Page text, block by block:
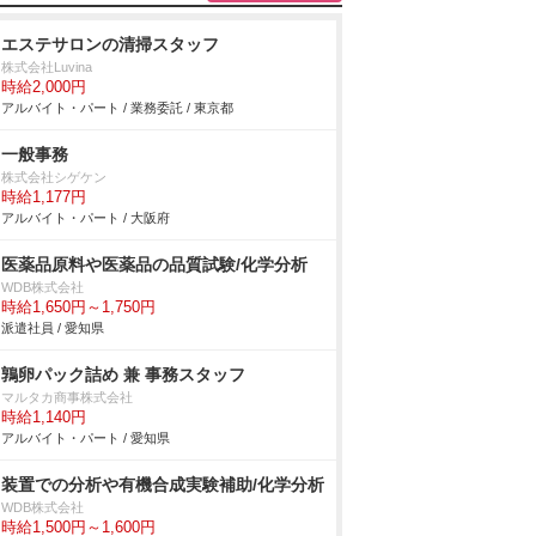
エステサロンの清掃スタッフ
株式会社Luvina
時給2,000円
アルバイト・パート / 業務委託 / 東京都
一般事務
株式会社シゲケン
時給1,177円
アルバイト・パート / 大阪府
医薬品原料や医薬品の品質試験/化学分析
WDB株式会社
時給1,650円～1,750円
派遣社員 / 愛知県
鶉卵パック詰め 兼 事務スタッフ
マルタカ商事株式会社
時給1,140円
アルバイト・パート / 愛知県
装置での分析や有機合成実験補助/化学分析
WDB株式会社
時給1,500円～1,600円